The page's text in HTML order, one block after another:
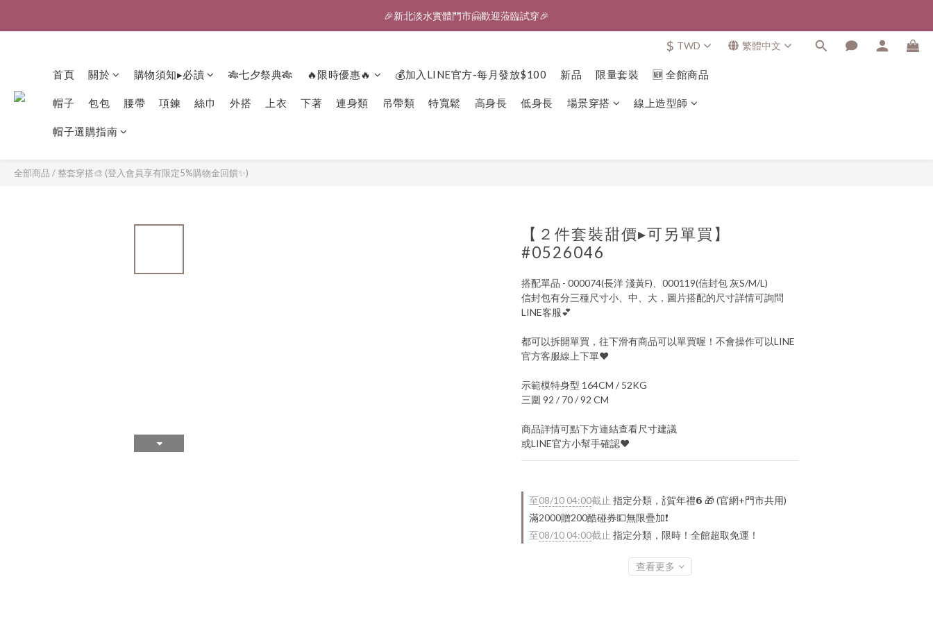
🎉新北淡水實體門市🤗歡迎蒞臨試穿🎉
🎉新北淡水實體門市🤗歡迎蒞臨試穿🎉
🎉新北淡水實體門市🤗歡迎蒞臨試穿🎉
$ TWD 繁體中文
首頁 關於 購物須知▸必讀 🎋七夕祭典🎋 🔥限時優惠🔥 💰加入LINE官方-每月發放$100 新品 限量套裝 🆕 全館商品
帽子 包包 腰帶 項鍊 絲巾 外搭 上衣 下著 連身類 吊帶類 特寬鬆 高身長 低身長 場景穿搭 線上造型師
帽子選購指南
全部商品 /整套穿搭🎨 (登入會員享有限定5%購物金回饋✨)
【２件套裝甜價▸可另單買】
#0526046
搭配單品 - 000074(長洋 淺黃F)、000119(信封包 灰S/M/L)
信封包有分三種尺寸小、中、大，圖片搭配的尺寸詳情可詢問
LINE客服💕
都可以拆開單買，往下滑有商品可以單買喔！不會操作可以LINE
官方客服線上下單♥
示範模特身型 164CM / 52KG
三圍 92 / 70 / 92 CM
商品詳情可點下方連結查看尺寸建議
或LINE官方小幫手確認♥
至08/10 04:00截止 指定分類，🍾賀年禮️𝟲 🎁 (官網+門市共用)
滿2000贈200酷碰券💵無限疊加❗
至08/10 04:00截止 指定分類，限時！全館超取免運！
查看更多